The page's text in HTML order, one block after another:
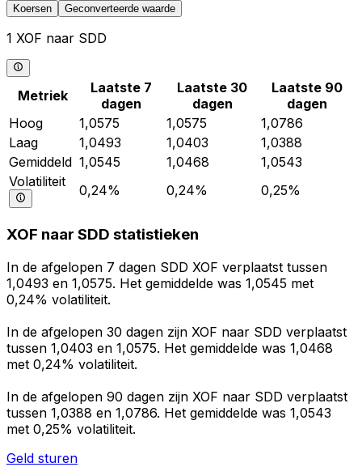
Koersen Geconverteerde waarde
1 XOF naar SDD
Metriek
Laatste 7
dagen
Laatste 30
dagen
Laatste 90
dagen
Hoog
1,0575 1,0575
1,0786
Laag
1,0493 1,0403
1,0388
Gemiddeld 1,0545 1,0468
1,0543
Volatiliteit
0,24% 0,24% 0,25%
XOF naar SDD statistieken
In de afgelopen 7 dagen SDD XOF verplaatst tussen
1,0493 en 1,0575. Het gemiddelde was 1,0545 met
0,24% volatiliteit.
In de afgelopen 30 dagen zijn XOF naar SDD verplaatst
tussen 1,0403 en 1,0575. Het gemiddelde was 1,0468
met 0,24% volatiliteit.
In de afgelopen 90 dagen zijn XOF naar SDD verplaatst
tussen 1,0388 en 1,0786. Het gemiddelde was 1,0543
met 0,25% volatiliteit.
Geld sturen